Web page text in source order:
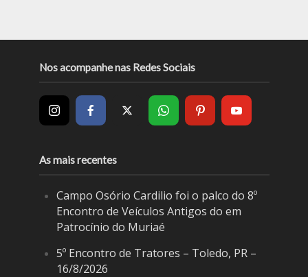
Nos acompanhe nas Redes Sociais
As mais recentes
Campo Osório Cardilio foi o palco do 8º
Encontro de Veículos Antigos do em
Patrocínio do Muriaé
5º Encontro de Tratores – Toledo, PR –
16/8/2026